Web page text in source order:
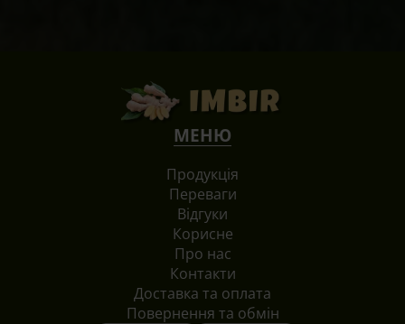
МЕНЮ
Продукція
Переваги
Відгуки
Корисне
Про нас
Контакти
Доставка та оплата
Повернення та обмін